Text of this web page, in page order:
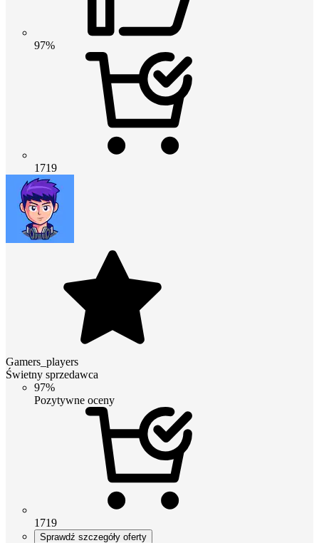
97%
1719
Gamers_players
Świetny sprzedawca
97%
Pozytywne oceny
1719
Sprawdź szczegóły oferty